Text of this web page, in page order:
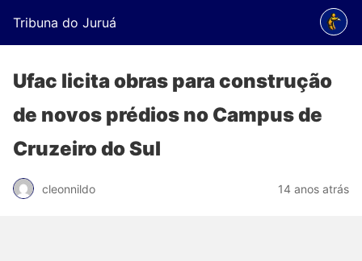
Tribuna do Juruá
Ufac licita obras para construção
de novos prédios no Campus de
Cruzeiro do Sul
cleonnildo 14 anos atrás